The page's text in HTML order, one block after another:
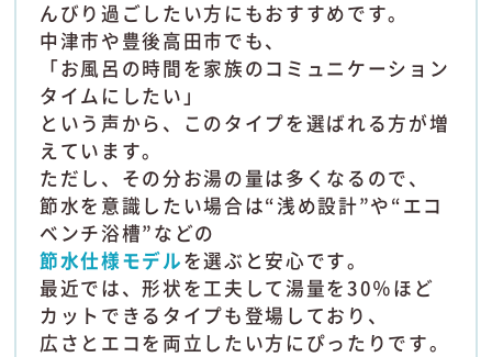
んびり過ごしたい方にもおすすめです。
中津市や豊後高田市でも、
「お風呂の時間を家族のコミュニケーション
タイムにしたい」
という声から、このタイプを選ばれる方が増
えています。
ただし、その分お湯の量は多くなるので、
節水を意識したい場合は“浅め設計”や“エコ
ベンチ浴槽”などの
節水仕様モデルを選ぶと安心です。
最近では、形状を工夫して湯量を30％ほど
カットできるタイプも登場しており、
広さとエコを両立したい方にぴったりです。